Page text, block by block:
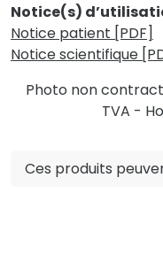
Notice(s)
Notice patient [PDF]
Notice scientifique
Photo non
TVA -
Ces produits